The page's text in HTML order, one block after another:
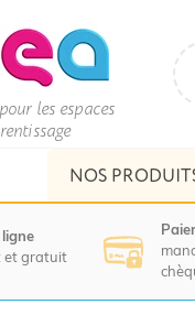
les espaces
NOS
ligne
et gratuit